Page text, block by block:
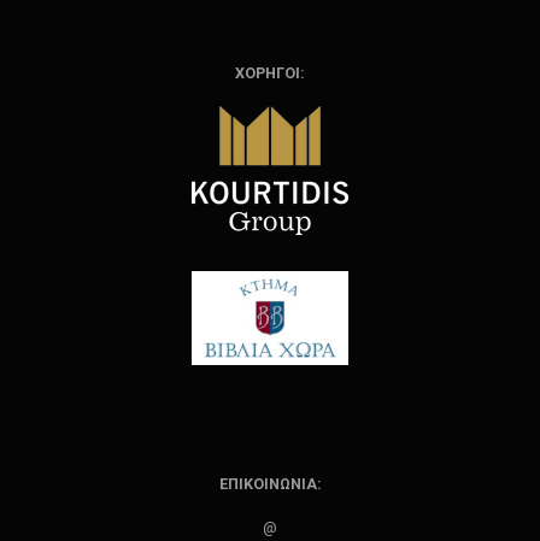
ΧΟΡΗΓΟΙ:
ΕΠΙΚΟΙΝΩΝΙΑ:
@